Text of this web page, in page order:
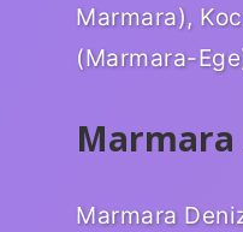
Marmara),
(Marmara-
Marmara
Marmara